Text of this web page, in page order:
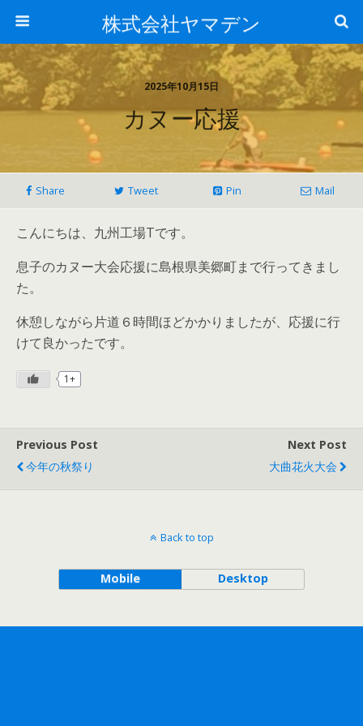
株式会社ヤマデン
2025年10月15日
カヌー応援
Share Tweet Pin Mail
こんにちは、九州工場Tです。
息子のカヌー大会応援に島根県美郷町まで行ってきまし
た。
休憩しながら片道６時間ほどかかりましたが、応援に行
けて良かったです。
1+
Previous Post
今年の秋祭り
Next Post
大曲花火大会
Back to top
Mobile Desktop